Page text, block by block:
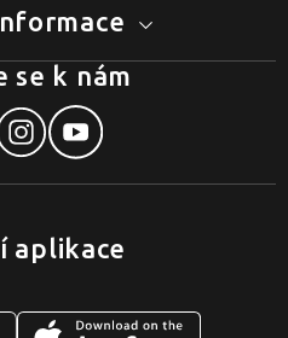
aplikace
se k nám